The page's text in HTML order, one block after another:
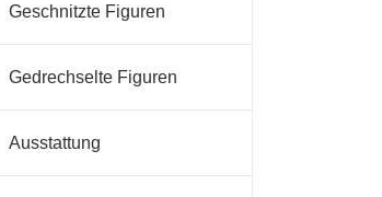
Geschnitzte Figuren
Gedrechselte Figuren
Ausstattung